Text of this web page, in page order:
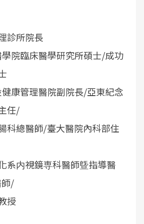
診所院長
院臨床醫學研究所碩士/成功
康管理醫院副院長/亞東紀念
任/
科總醫師/臺大醫院內科部住
系内視鏡専科醫師曁指導醫
/
授